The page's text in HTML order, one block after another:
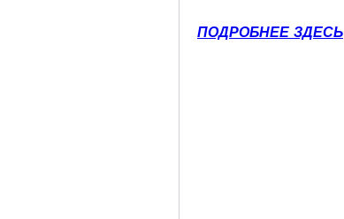
ПОДРОБНЕЕ ЗДЕСЬ